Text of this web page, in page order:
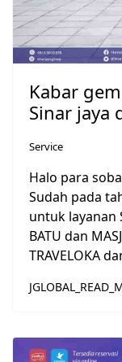
Kabar
Sinar jaya
Service
Halo para
Sudah pada
untuk layanan
BATU dan
TRAVELOKA